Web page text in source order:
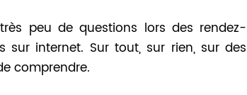
peu de questions lors des rendez-
sur internet. Sur tout, sur rien, sur des
comprendre.